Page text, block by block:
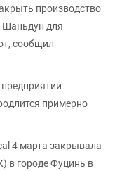
производство
Шаньдун для
сообщил
примерно
4 марта закрывала
в городе Фуцинь в